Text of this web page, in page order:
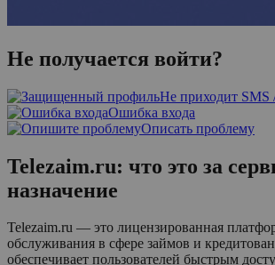
Не получается войти?
Не приходит SMS
Ошибка входа
Описать проблему
Telezaim.ru: что это за
назначение
Telezaim.ru — это лицензированная
обслуживания в сфере займов и
обеспечивает пользователей быстрым